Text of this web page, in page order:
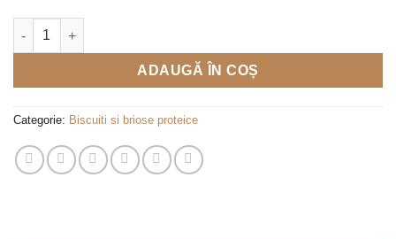
Cantitate Biscuți sărați cu conținut ridicat de proteină
ADAUGĂ ÎN COȘ
Categorie: Biscuiti si briose proteice